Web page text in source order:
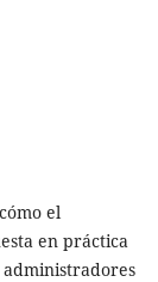
el
en práctica
administradores